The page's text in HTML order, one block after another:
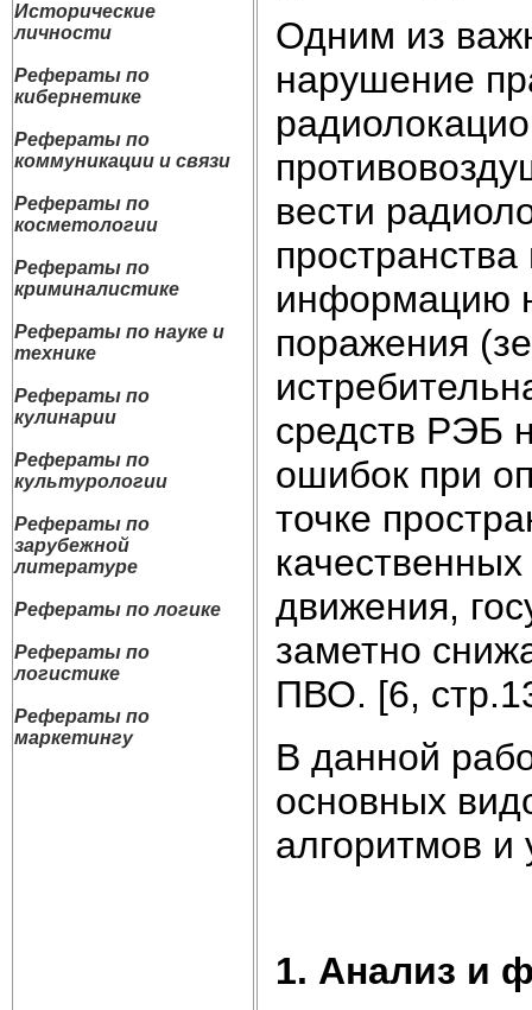
Исторические
личности
Рефераты по
кибернетике
Рефераты по
коммуникации и связи
Рефераты по
косметологии
Рефераты по
криминалистике
Рефераты по науке и
технике
Рефераты по
кулинарии
Рефераты по
культурологии
Рефераты по
зарубежной
литературе
Рефераты по логике
Рефераты по
логистике
Рефераты по
маркетингу
Одним из
нарушение
вести
информацию
поражения
средств РЭБ
ошибок при
точке
движения,
заметно
ПВО. [6,
В данной
основных
алгоритмов и
1. Анализ и